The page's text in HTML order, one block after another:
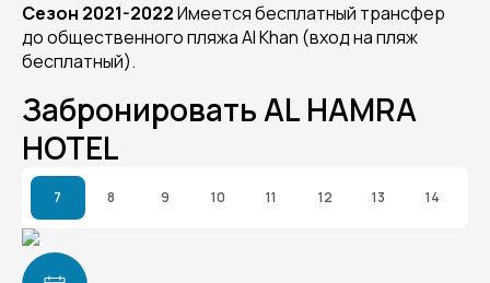
Сезон 2021-2022Имеется бесплатный трансфер
до общественного пляжа Al Khan (вход на пляж
бесплатный).
Забронировать AL HAMRA
HOTEL
7 8 9 10 11 12 13 14